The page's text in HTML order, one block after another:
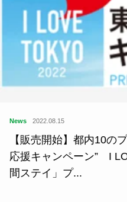
News 2022.08.15
【販売開始】都内10の
応援キャンペーン” I
間ステイ」プ...